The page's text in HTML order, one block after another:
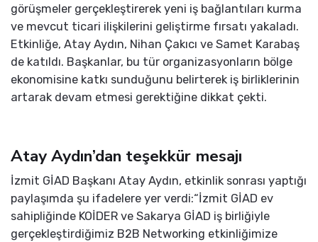
görüşmeler gerçekleştirerek yeni iş bağlantıları kurma
ve mevcut ticari ilişkilerini geliştirme fırsatı yakaladı.
Etkinliğe, Atay Aydın, Nihan Çakıcı ve Samet Karabaş
de katıldı. Başkanlar, bu tür organizasyonların bölge
ekonomisine katkı sunduğunu belirterek iş birliklerinin
artarak devam etmesi gerektiğine dikkat çekti.
Atay Aydın’dan teşekkür mesajı
İzmit GİAD Başkanı Atay Aydın, etkinlik sonrası yaptığı
paylaşımda şu ifadelere yer verdi:“İzmit GİAD ev
sahipliğinde KOİDER ve Sakarya GİAD iş birliğiyle
gerçekleştirdiğimiz B2B Networking etkinliğimize